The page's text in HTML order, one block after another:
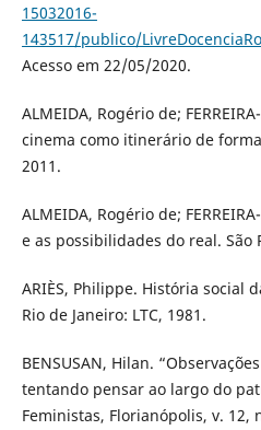
15032016-
143517/publico/
Acesso em 22/05/2020.
ALMEIDA, Rogério de;
cinema como itinerário de
2011.
ALMEIDA, Rogério de;
e as possibilidades do real. São
ARIÈS, Philippe. História social
Rio de Janeiro: LTC, 1981.
BENSUSAN, Hilan.
tentando pensar ao largo do
Feministas, Florianópolis, v. 12,